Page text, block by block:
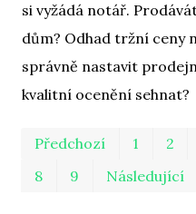
si vyžádá notář.
dům? Odhad tržní ceny
správně nastavit
kvalitní ocenění sehnat?
Předchozí 1 2
8
9 Následující